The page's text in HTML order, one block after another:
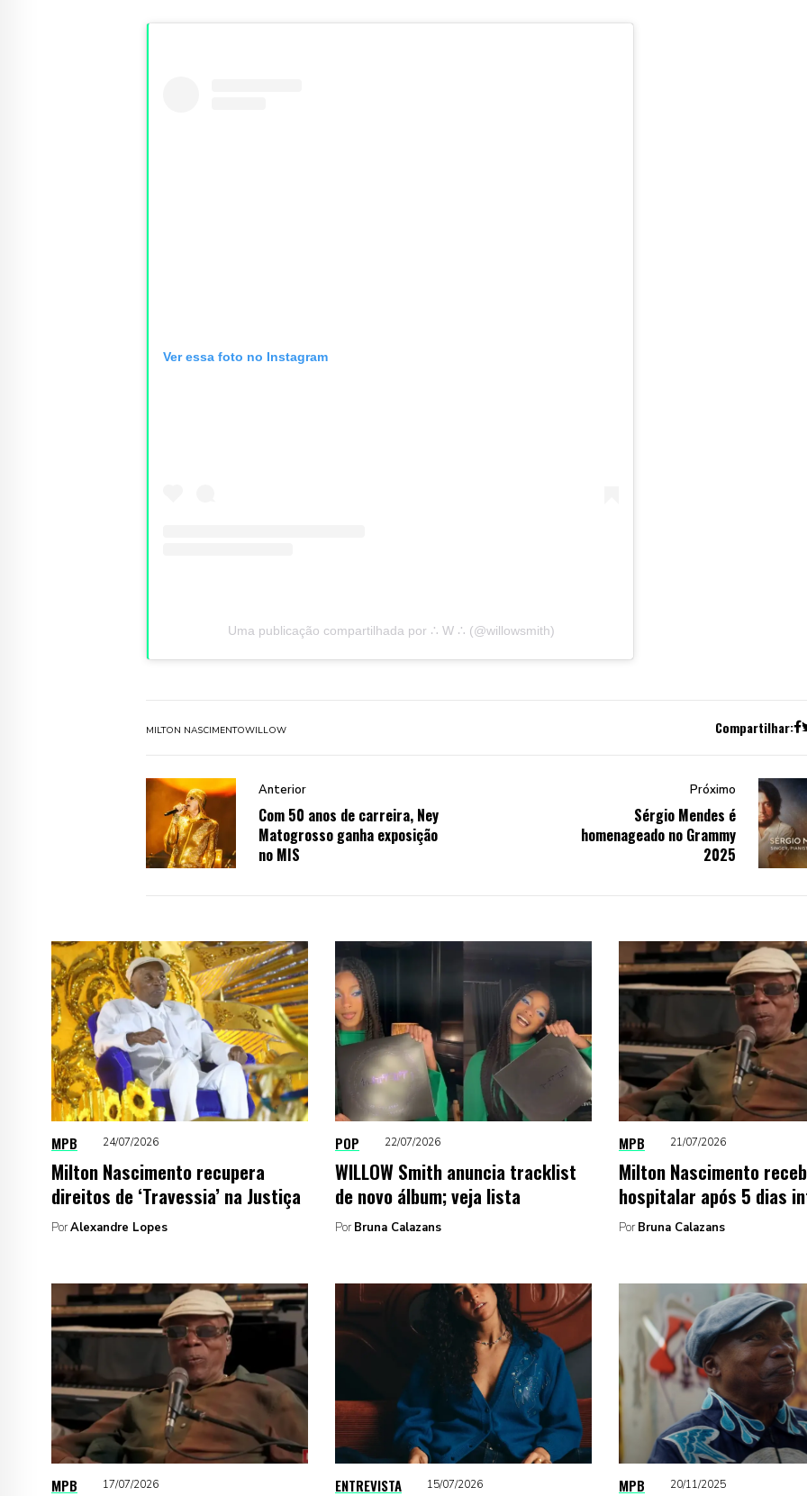
Ver essa foto no Instagram
Uma publicação compartilhada por ∴ W ∴ (@willowsmith)
MILTON NASCIMENTOWILLOW Compartilhar:
Anterior
Com 50 anos de carreira, Ney
Matogrosso ganha exposição
no MIS
Próximo
Sérgio Mendes é
homenageado no Grammy
2025
MPB 24/07/2026
Milton Nascimento recupera
direitos de ‘Travessia’ na Justiça
PorAlexandre Lopes
POP 22/07/2026
WILLOW Smith anuncia tracklist
de novo álbum; veja lista
Por Bruna Calazans
MPB 21/07/2026
Milton Nascimento
hospitalar após 5 dias
Por Bruna Calazans
MPB 17/07/2026 ENTREVISTA 15/07/2026 MPB 20/11/2025